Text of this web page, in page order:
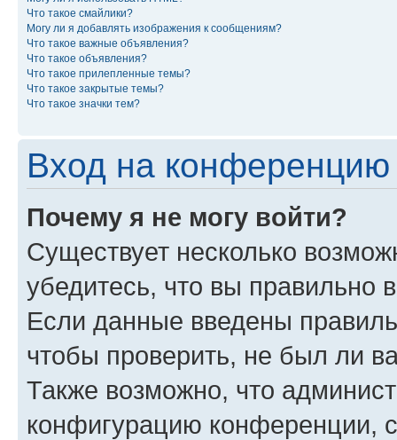
Что такое смайлики?
Могу ли я добавлять изображения к сообщениям?
Что такое важные объявления?
Что такое объявления?
Что такое прилепленные темы?
Что такое закрытые темы?
Что такое значки тем?
Вход на конференцию
Почему я не могу войти?
Существует несколько
убедитесь, что вы правильно
Если данные введены
чтобы проверить, не был ли
Также возможно, что
конфигурацию конференции,